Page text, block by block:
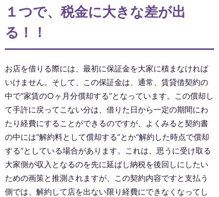
１つで、税金に大きな差が出
る！！
お店を借りる際には、最初に保証金を大家に積まなければ
いけません。そして、この保証金は、通常、賃貸借契約の
中で“家賃の○ヶ月分償却する”となっています。この償却し
て手許に戻ってこない分は、借りた日から一定の期間にわ
たり経費にすることができるのですが、よくみると契約書
の中には“解約料として償却する”とか“解約した時点で償却
する”としている場合があります。これは、思うに受け取る
大家側が収入となるのを先に延ばし納税を後回しにしたい
ための画策と推測されますが、この契約内容ですと支払う
側では、解約して店を出ない限り経費にできなくなってし